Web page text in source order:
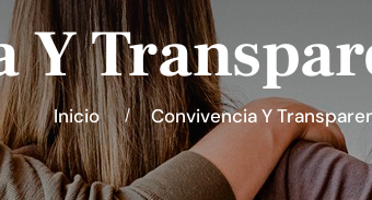
Y
Inicio Convivencia Y